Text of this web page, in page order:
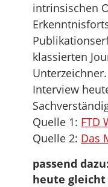
intrinsischen
klassierten
Interview
Quelle 1: FTD
Quelle 2: Das
passend
heute gleicht